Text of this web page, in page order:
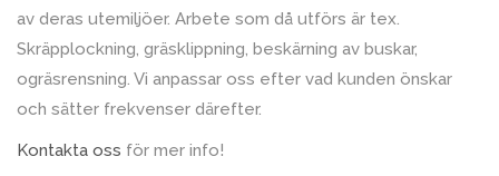
av deras utemiljöer. Arbete som då utförs är tex.
Skräpplockning, gräsklippning, beskärning av buskar,
ogräsrensning. Vi anpassar oss efter vad kunden önskar
och sätter frekvenser därefter.
Kontakta oss för mer info!